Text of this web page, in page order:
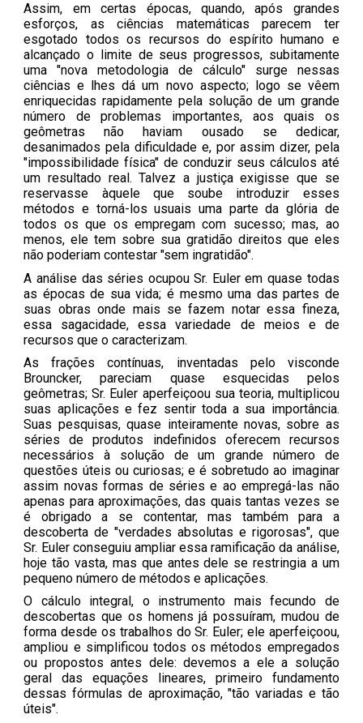
Assim, em certas épocas, quando, após grandes
esforços, as ciências matemáticas parecem ter
esgotado todos os recursos do espírito humano e
alcançado o limite de seus progressos, subitamente
uma "nova metodologia de cálculo" surge nessas
ciências e lhes dá um novo aspecto; logo se vêem
enriquecidas rapidamente pela solução de um grande
número de problemas importantes, aos quais os
geômetras não haviam ousado se dedicar,
desanimados pela dificuldade e, por assim dizer, pela
"impossibilidade física" de conduzir seus cálculos até
um resultado real. Talvez a justiça exigisse que se
reservasse àquele que soube introduzir esses
métodos e torná-los usuais uma parte da glória de
todos os que os empregam com sucesso; mas, ao
menos, ele tem sobre sua gratidão direitos que eles
não poderiam contestar "sem ingratidão".
A análise das séries ocupou Sr. Euler em quase todas
as épocas de sua vida; é mesmo uma das partes de
suas obras onde mais se fazem notar essa fineza,
essa sagacidade, essa variedade de meios e de
recursos que o caracterizam.
As frações contínuas, inventadas pelo visconde
Brouncker, pareciam quase esquecidas pelos
geômetras; Sr. Euler aperfeiçoou sua teoria, multiplicou
suas aplicações e fez sentir toda a sua importância.
Suas pesquisas, quase inteiramente novas, sobre as
séries de produtos indefinidos oferecem recursos
necessários à solução de um grande número de
questões úteis ou curiosas; e é sobretudo ao imaginar
assim novas formas de séries e ao empregá-las não
apenas para aproximações, das quais tantas vezes se
é obrigado a se contentar, mas também para a
descoberta de "verdades absolutas e rigorosas", que
Sr. Euler conseguiu ampliar essa ramificação da análise,
hoje tão vasta, mas que antes dele se restringia a um
pequeno número de métodos e aplicações.
O cálculo integral, o instrumento mais fecundo de
descobertas que os homens já possuíram, mudou de
forma desde os trabalhos do Sr. Euler; ele aperfeiçoou,
ampliou e simplificou todos os métodos empregados
ou propostos antes dele: devemos a ele a solução
geral das equações lineares, primeiro fundamento
dessas fórmulas de aproximação, "tão variadas e tão
úteis".